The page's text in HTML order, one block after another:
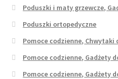
Poduszki i maty grzewcze,
Poduszki ortopedyczne
Pomoce codzienne,
Pomoce codzienne, Gadżety
Pomoce codzienne, Gadżety